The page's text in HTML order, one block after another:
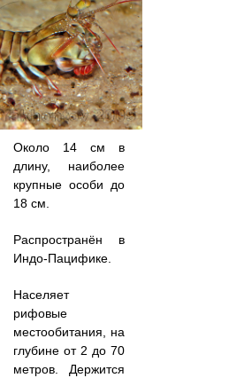
Около 14 см в
длину, наиболее
крупные особи до
18 см.
Распространён в
Индо-Пацифике.
Населяет
рифовые
местообитания, на
глубине от 2 до 70
метров. Держится